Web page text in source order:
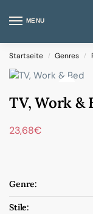
MENU
Startseite / Genres /
TV, Work &
23,68€
Genre:
Stile: